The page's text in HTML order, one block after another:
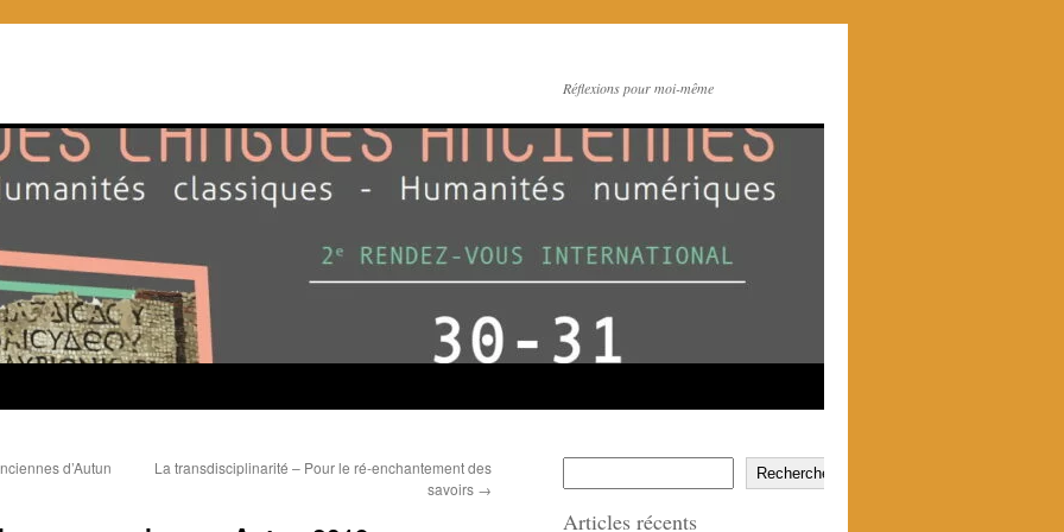
Réflexions pour moi-même
d’Autun
La transdisciplinarité – Pour le ré-enchantement des
savoirs →
Rechercher
Articles récents